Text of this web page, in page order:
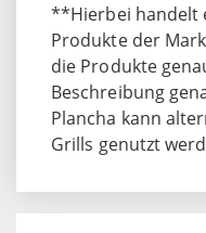
**Hierbei handelt
Produkte der
die Produkte
Beschreibung
Plancha kann
Grills genutzt